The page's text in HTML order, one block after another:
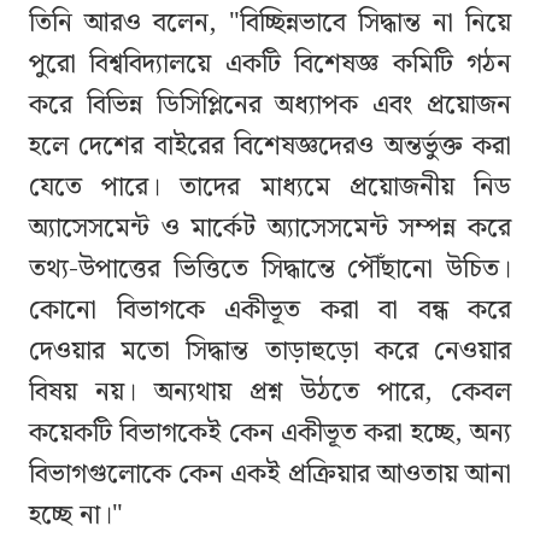
তিনি আরও বলেন, "বিচ্ছিন্নভাবে সিদ্ধান্ত না নিয়ে
পুরো বিশ্ববিদ্যালয়ে একটি বিশেষজ্ঞ কমিটি গঠন
করে বিভিন্ন ডিসিপ্লিনের অধ্যাপক এবং প্রয়োজন
হলে দেশের বাইরের বিশেষজ্ঞদেরও অন্তর্ভুক্ত করা
যেতে পারে। তাদের মাধ্যমে প্রয়োজনীয় নিড
অ্যাসেসমেন্ট ও মার্কেট অ্যাসেসমেন্ট সম্পন্ন করে
তথ্য-উপাত্তের ভিত্তিতে সিদ্ধান্তে পৌঁছানো উচিত।
কোনো বিভাগকে একীভূত করা বা বন্ধ করে
দেওয়ার মতো সিদ্ধান্ত তাড়াহুড়ো করে নেওয়ার
বিষয় নয়। অন্যথায় প্রশ্ন উঠতে পারে, কেবল
কয়েকটি বিভাগকেই কেন একীভূত করা হচ্ছে, অন্য
বিভাগগুলোকে কেন একই প্রক্রিয়ার আওতায় আনা
হচ্ছে না।"